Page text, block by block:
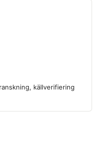
källverifiering